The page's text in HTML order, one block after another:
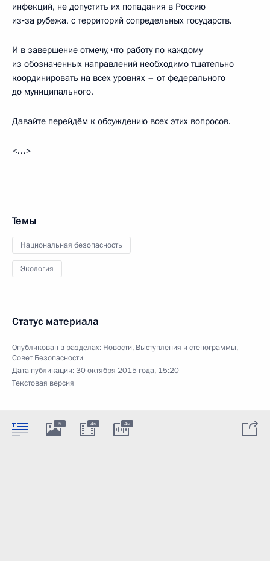
инфекций, не допустить их попадания в Россию
из‑за рубежа, с территорий сопредельных государств.
И в завершение отмечу, что работу по каждому
из обозначенных направлений необходимо тщательно
координировать на всех уровнях – от федерального
до муниципального.
Давайте перейдём к обсуждению всех этих вопросов.
<…>
Темы
Национальная безопасность
Экология
Статус материала
Опубликован в разделах: Новости, Выступления и стенограммы,
Совет Безопасности
Дата публикации:30 октября 2015 года, 15:20
Текстовая версия
5 4м 4м